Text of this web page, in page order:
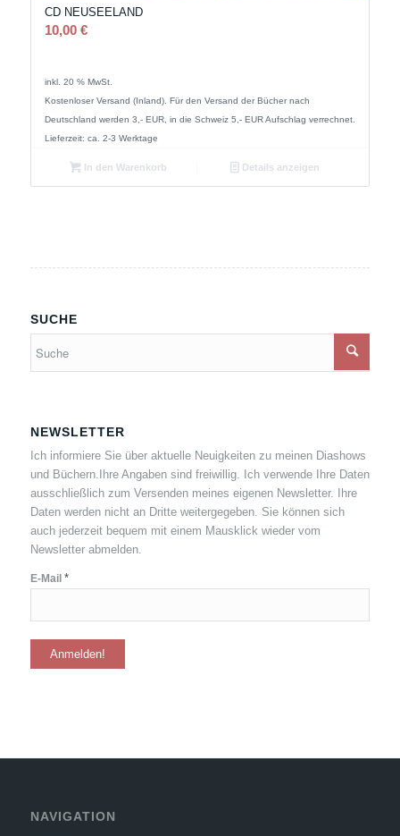
CD NEUSEELAND
10,00 €
inkl. 20 % MwSt.
Kostenloser Versand (Inland). Für den Versand der Bücher nach
Deutschland werden 3,- EUR, in die Schweiz 5,- EUR Aufschlag verrechnet.
Lieferzeit: ca. 2-3 Werktage
In den Warenkorb Details anzeigen
SUCHE
NEWSLETTER
Ich informiere Sie über aktuelle Neuigkeiten zu meinen Diashows
und Büchern.Ihre Angaben sind freiwillig. Ich verwende Ihre Daten
ausschließlich zum Versenden meines eigenen Newsletter. Ihre
Daten werden nicht an Dritte weitergegeben. Sie können sich
auch jederzeit bequem mit einem Mausklick wieder vom
Newsletter abmelden.
E-Mail *
NAVIGATION